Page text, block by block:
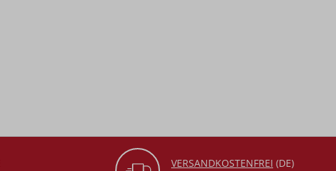
VERSANDKOSTENFREI (DE)